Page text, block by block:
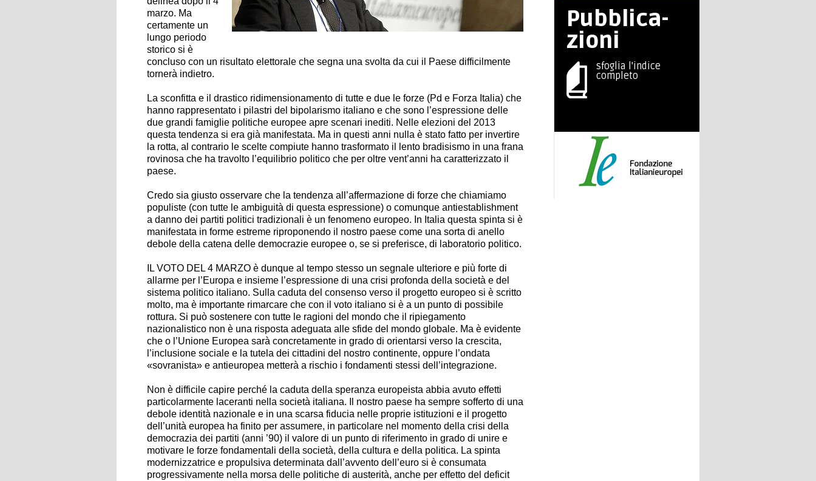
marzo. Ma
certamente un
lungo periodo
storico si è
concluso con un risultato elettorale che segna una svolta da cui il Paese difficilmente
tornerà indietro.
La sconfitta e il drastico ridimensionamento di tutte e due le forze (Pd e Forza Italia) che
hanno rappresentato i pilastri del bipolarismo italiano e che sono l’espressione delle
due grandi famiglie politiche europee apre scenari inediti. Nelle elezioni del 2013
questa tendenza si era già manifestata. Ma in questi anni nulla è stato fatto per invertire
la rotta, al contrario le scelte compiute hanno trasformato il lento bradisismo in una frana
rovinosa che ha travolto l’equilibrio politico che per oltre vent’anni ha caratterizzato il
paese.
Credo sia giusto osservare che la tendenza all’affermazione di forze che chiamiamo
populiste (con tutte le ambiguità di questa espressione) o comunque antiestablishment
a danno dei partiti politici tradizionali è un fenomeno europeo. In Italia questa spinta si è
manifestata in forme estreme riproponendo il nostro paese come una sorta di anello
debole della catena delle democrazie europee o, se si preferisce, di laboratorio politico.
IL VOTO DEL 4 MARZO è dunque al tempo stesso un segnale ulteriore e più forte di
allarme per l’Europa e insieme l’espressione di una crisi profonda della società e del
sistema politico italiano. Sulla caduta del consenso verso il progetto europeo si è scritto
molto, ma è importante rimarcare che con il voto italiano si è a un punto di possibile
rottura. Si può sostenere con tutte le ragioni del mondo che il ripiegamento
nazionalistico non è una risposta adeguata alle sfide del mondo globale. Ma è evidente
che o l’Unione Europea sarà concretamente in grado di orientarsi verso la crescita,
l’inclusione sociale e la tutela dei cittadini del nostro continente, oppure l’ondata
«sovranista» e antieuropea metterà a rischio i fondamenti stessi dell’integrazione.
Non è difficile capire perché la caduta della speranza europeista abbia avuto effetti
particolarmente laceranti nella società italiana. Il nostro paese ha sempre sofferto di una
debole identità nazionale e in una scarsa fiducia nelle proprie istituzioni e il progetto
dell’unità europea ha finito per assumere, in particolare nel momento della crisi della
democrazia dei partiti (anni ’90) il valore di un punto di riferimento in grado di unire e
motivare le forze fondamentali della società, della cultura e della politica. La spinta
modernizzatrice e propulsiva determinata dall’avvento dell’euro si è consumata
progressivamente nella morsa delle politiche di austerità, anche per effetto del deficit
Pubblica-
zioni
sfoglia l'indice
completo